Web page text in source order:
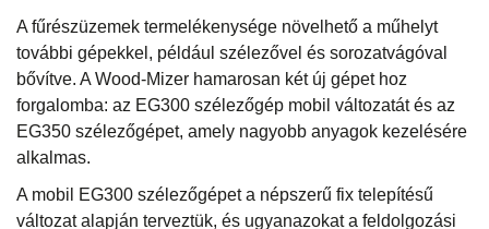
A fűrészüzemek termelékenysége növelhető a műhelyt
további gépekkel, például szélezővel és sorozatvágóval
bővítve. A Wood-Mizer hamarosan két új gépet hoz
forgalomba: az EG300 szélezőgép mobil változatát és az
EG350 szélezőgépet, amely nagyobb anyagok kezelésére
alkalmas.
A mobil EG300 szélezőgépet a népszerű fix telepítésű
változat alapján terveztük, és ugyanazokat a feldolgozási